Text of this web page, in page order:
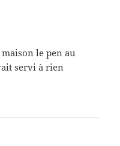
le pen au
servi à rien